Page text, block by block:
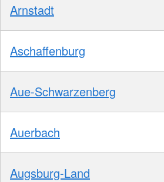
Arnstadt
Aschaffenburg
Aue-Schwarzenberg
Auerbach
Augsburg-Land